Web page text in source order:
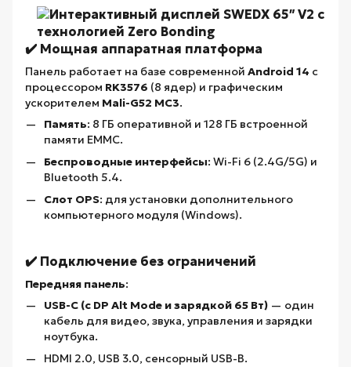
✔️ Мощная аппаратная платформа
Панель работает на базе современной Android 14 с
процессором RK3576 (8 ядер) и графическим
ускорителем Mali-G52 MC3.
Память: 8 ГБ оперативной и 128 ГБ встроенной
памяти EMMC.
Беспроводные интерфейсы: Wi-Fi 6 (2.4G/5G) и
Bluetooth 5.4.
Слот OPS: для установки дополнительного
компьютерного модуля (Windows).
✔️ Подключение без ограничений
Передняя панель:
USB-C (с DP Alt Mode и зарядкой 65 Вт) — один
кабель для видео, звука, управления и зарядки
ноутбука.
HDMI 2.0, USB 3.0, сенсорный USB-B.